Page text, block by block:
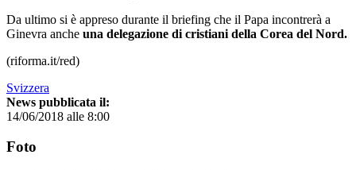
Da ultimo si è appreso durante il briefing che il Papa incontrerà a
Ginevra anche una delegazione di cristiani della Corea del Nord.
(riforma.it/red)
Svizzera
News pubblicata il:
14/06/2018 alle 8:00
Foto